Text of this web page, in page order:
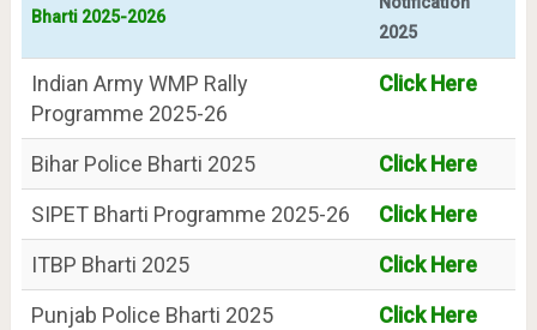
Bharti 2025-2026
2025
Indian Army WMP Rally
Programme 2025-26
Click Here
Bihar Police Bharti 2025
Click Here
SIPET Bharti Programme 2025-26
Click Here
ITBP Bharti 2025
Click Here
Punjab Police Bharti 2025
Click Here